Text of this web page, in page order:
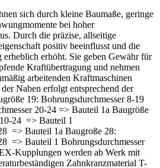
sich durch kleine Baumaße, geringe
bei hoher
Durch die präzise, allseitige
positiv beeinflusst und die
erhöht. Sie geben Gewähr für
Kraftübertragung und nehmen
arbeitenden Kraftmaschinen
Naben erfolgt entsprechend der
19: Bohrungsdurchmesser 8-19
20-24 => Bauteil 1a Baugröße
24 => Bauteil 1
=> Bauteil 1a Baugroße 28:
=> Bauteil 1 Bohrungsdurchmesser
Kupplungen werden ab Werk mit
Zahnkranzmaterial T-